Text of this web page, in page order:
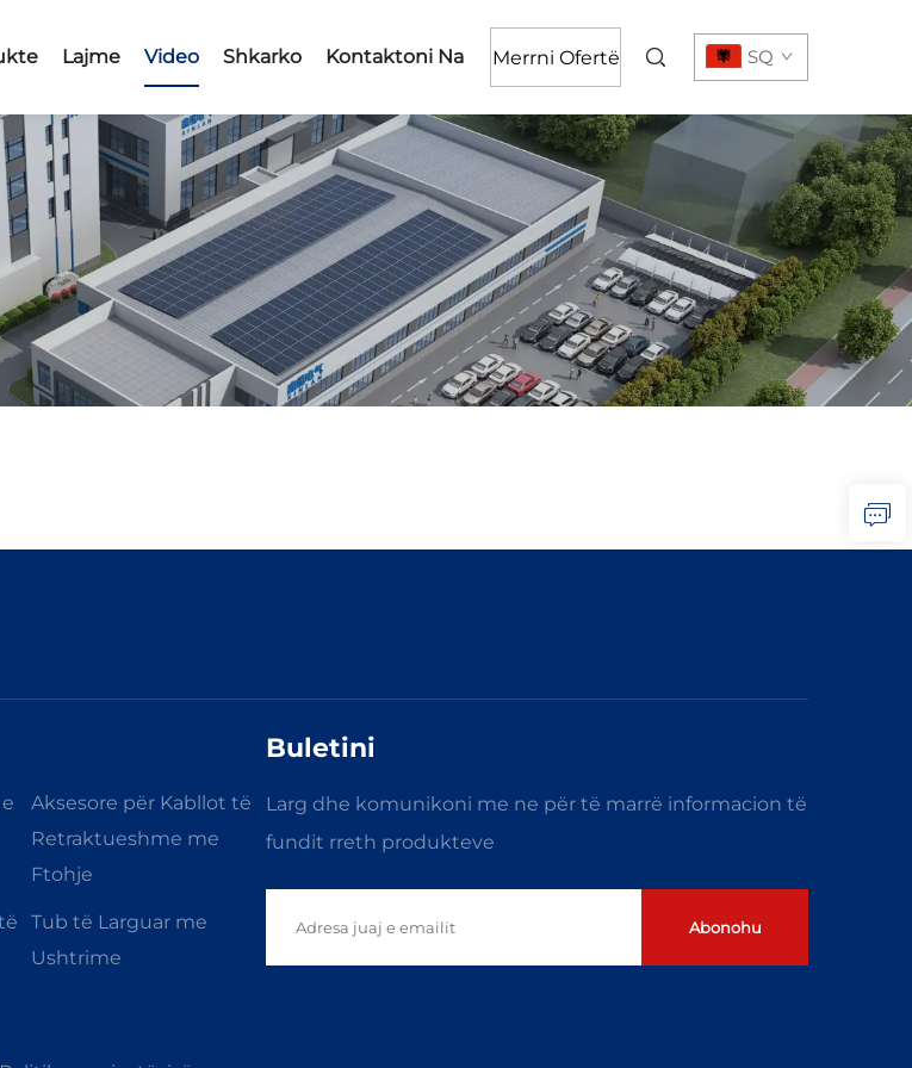
Lajme Video Shkarko Kontaktoni Na Merrni Ofertë SQ
Aksesore për Kabllot të
Retraktueshme me
Ftohje
Tub të Larguar me
Ushtrime
Buletini
Larg dhe komunikoni me ne për të marrë informacion të
fundit rreth produkteve
Abonohu